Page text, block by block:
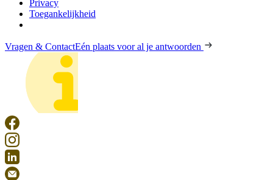
Privacy
Toegankelijkheid
Vragen & ContactEén plaats voor al je antwoorden